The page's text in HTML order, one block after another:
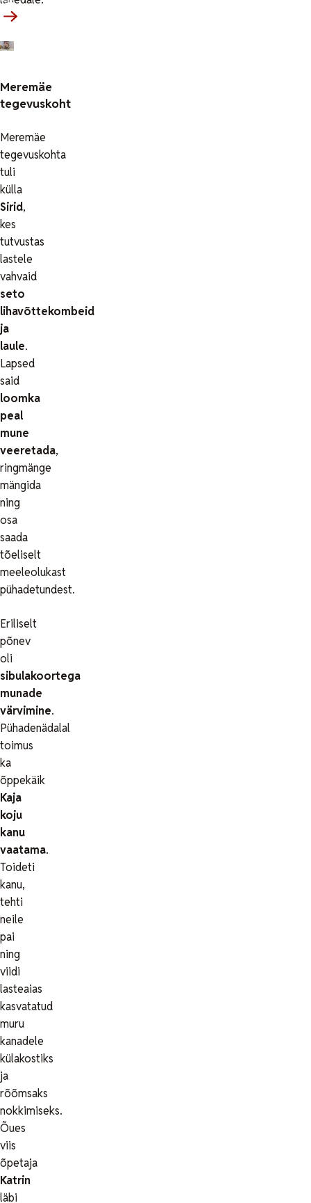
Meremäe
tegevuskoht
Meremäe
tegevuskohta
tuli
külla
Sirid,
kes
tutvustas
lastele
vahvaid
seto
lihavõttekombeid
ja
laule.
Lapsed
said
loomka
peal
mune
veeretada,
ringmänge
mängida
ning
osa
saada
tõeliselt
meeleolukast
pühadetundest.
Eriliselt
põnev
oli
sibulakoortega
munade
värvimine.
Pühadenädalal
toimus
ka
õppekäik
Kaja
koju
kanu
vaatama.
Toideti
kanu,
tehti
neile
pai
ning
viidi
lasteaias
kasvatatud
muru
kanadele
külakostiks
ja
rõõmsaks
nokkimiseks.
Õues
viis
õpetaja
Katrin
läbi